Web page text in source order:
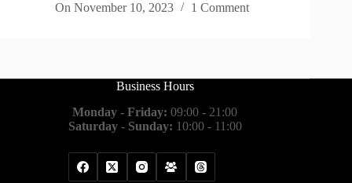
On November 10, 2023 1 Comment
Business Hours
Monday - Friday: 09:00 - 21:00
Saturday - Sunday: 10:00 - 11:00